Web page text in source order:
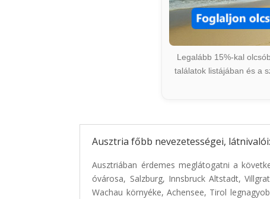
Legalább 15%-kal
találatok listájában és a
Ausztria főbb nevezetességei, látnivalói:
Ausztriában érdemes meglátogatni a
óvárosa, Salzburg, Innsbruck Altstadt,
Wachau környéke, Achensee, Tirol